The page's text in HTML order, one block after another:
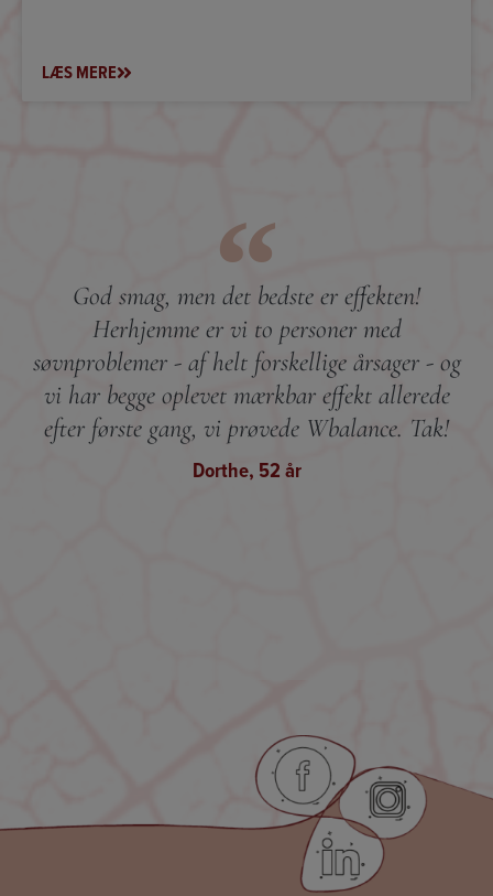
LÆS MERE
God smag, men det bedste er effekten!
Herhjemme er vi to personer med
søvnproblemer - af helt forskellige årsager - og
vi har begge oplevet mærkbar effekt allerede
efter første gang, vi prøvede Wbalance. Tak!
Dorthe, 52 år